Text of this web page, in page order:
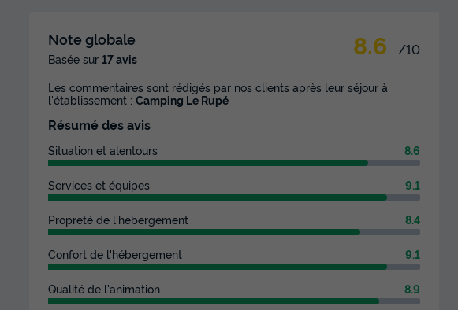
Note globale
Basée sur 17 avis 8.6 /10
Les commentaires sont rédigés par nos clients après leur séjour à
l'établissement : Camping Le Rupé
Résumé des avis
Situation et alentours 8.6
Services et équipes 9.1
Propreté de l'hébergement 8.4
Confort de l'hébergement 9.1
Qualité de l'animation 8.9